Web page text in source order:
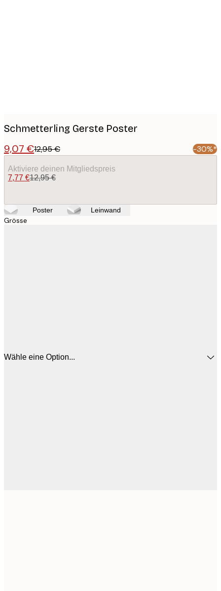
Schmetterling Gerste Poster
9,07 €12,95 € -30%*
Aktiviere deinen Mitgliedspreis
7,77 €12,95 €
Poster Leinwand
Grösse
Wähle eine Option...